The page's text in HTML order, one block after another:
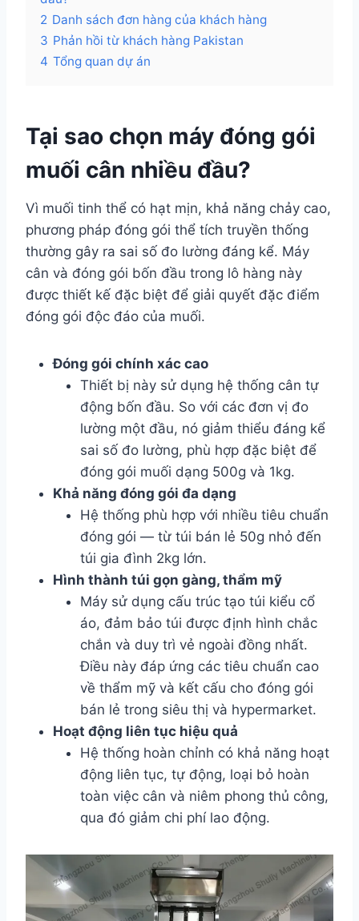
2 Danh sách đơn hàng của khách hàng
3 Phản hồi từ khách hàng Pakistan
4 Tổng quan dự án
Tại sao chọn máy đóng gói
muối cân nhiều đầu?
Vì muối tinh thể có hạt mịn, khả năng chảy cao,
phương pháp đóng gói thể tích truyền thống
thường gây ra sai số đo lường đáng kể. Máy
cân và đóng gói bốn đầu trong lô hàng này
được thiết kế đặc biệt để giải quyết đặc điểm
đóng gói độc đáo của muối.
Đóng gói chính xác cao
Thiết bị này sử dụng hệ thống cân tự
động bốn đầu. So với các đơn vị đo
lường một đầu, nó giảm thiểu đáng kể
sai số đo lường, phù hợp đặc biệt để
đóng gói muối dạng 500g và 1kg.
Khả năng đóng gói đa dạng
Hệ thống phù hợp với nhiều tiêu chuẩn
đóng gói — từ túi bán lẻ 50g nhỏ đến
túi gia đình 2kg lớn.
Hình thành túi gọn gàng, thẩm mỹ
Máy sử dụng cấu trúc tạo túi kiểu cổ
áo, đảm bảo túi được định hình chắc
chắn và duy trì vẻ ngoài đồng nhất.
Điều này đáp ứng các tiêu chuẩn cao
về thẩm mỹ và kết cấu cho đóng gói
bán lẻ trong siêu thị và hypermarket.
Hoạt động liên tục hiệu quả
Hệ thống hoàn chỉnh có khả năng hoạt
động liên tục, tự động, loại bỏ hoàn
toàn việc cân và niêm phong thủ công,
qua đó giảm chi phí lao động.